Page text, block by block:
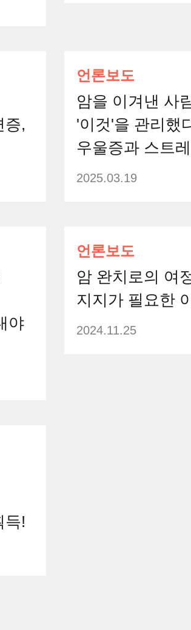
증,
언론보도
암을 이겨낸 사
'이것'을 관리했
우울증과 스트
2025.03.19
야
언론보도
암 완치로의 여
지지가 필요한
2024.11.25
득!